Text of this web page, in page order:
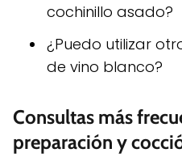
cochinillo asado?
¿Puedo utilizar
de vino blanco?
Consultas más
preparación y